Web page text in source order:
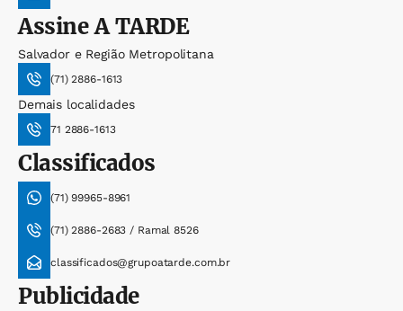
AssineA TARDE
Salvador e Região Metropolitana
(71) 2886-1613
Demais localidades
71 2886-1613
Classificados
(71) 99965-8961
(71) 2886-2683 / Ramal 8526
classificados@grupoatarde.com.br
Publicidade